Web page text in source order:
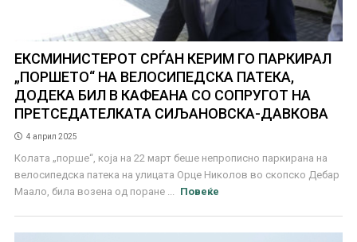
ЕКСМИНИСТЕРОТ СРЃАН КЕРИМ ГО ПАРКИРАЛ
„ПОРШЕТО“ НА ВЕЛОСИПЕДСКА ПАТЕКА,
ДОДЕКА БИЛ В КАФЕАНА СО СОПРУГОТ НА
ПРЕТСЕДАТЕЛКАТА СИЉАНОВСКА-ДАВКОВА
4 април 2025
Колата „порше“, која на 22 март беше непрописно паркирана на
велосипедска патека на улицата Орце Николов во скопско Дебар
Маало, била возена од поране ...
Повеќе